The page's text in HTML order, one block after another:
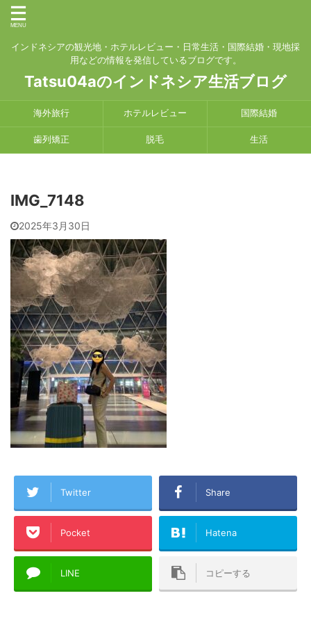
インドネシアの観光地・ホテルレビュー・日常生活・国際結婚・現地採
用などの情報を発信しているブログです。
Tatsu04aのインドネシア生活ブログ
海外旅行 ホテルレビュー 国際結婚
歯列矯正 脱毛 生活
IMG_7148
2025年3月30日
Twitter Share
Pocket Hatena
LINE コピーする